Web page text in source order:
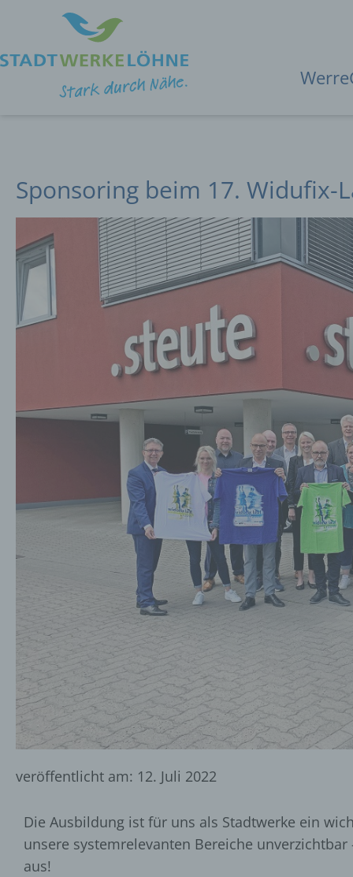
Sponsoring beim 17. Widufix-
veröffentlicht am: 12. Juli 2022
Die Ausbildung ist für uns als Stadtwerke ein
unsere systemrelevanten Bereiche
aus!